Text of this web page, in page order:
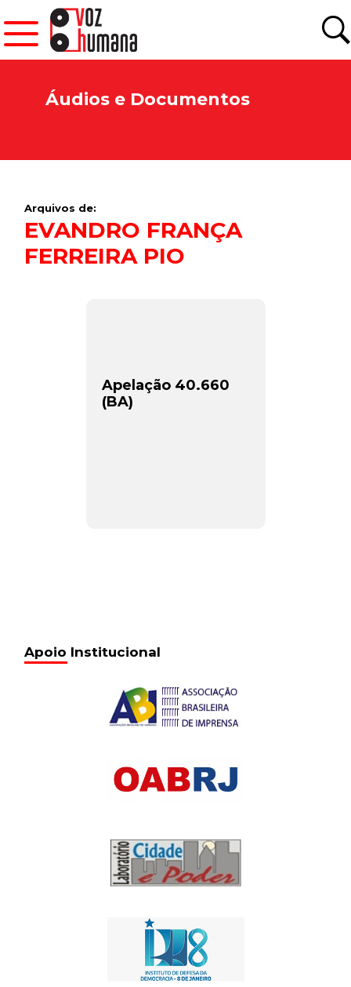
Áudios e Documentos
Arquivos de:
EVANDRO FRANÇA
FERREIRA PIO
Apelação 40.660
(BA)
Apoio Institucional